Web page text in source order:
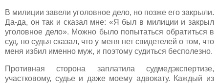
В милиции завели уголовное дело, но позже его закрыли.
Да-да, он так и сказал мне: «Я был в милиции и закрыл
уголовное дело». Можно было попытаться обратиться в
суд, но судья сказал, что у меня нет свидетелей о том, что
меня избил именно муж, и поэтому судиться бесполезно.
Противная сторона заплатила судмедэкспертизе,
участковому, судье и даже моему адвокату. Каждый из